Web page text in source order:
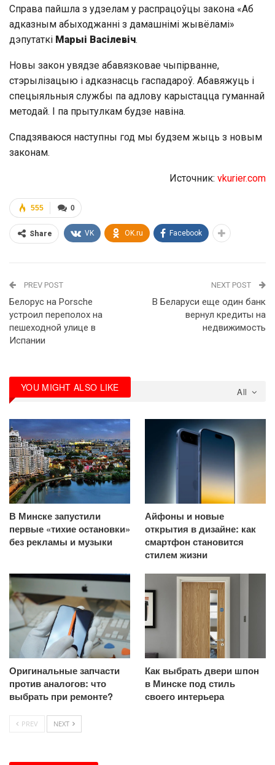
Справа пайшла з удзелам у распрацоўцы закона «Аб
адказным абыходжанні з дамашнімі жывёламі»
дэпутаткі Марыі Васілевіч.
Новы закон увядзе абавязковае чыпірванне,
стэрылізацыю і адказнасць гаспадароў. Абавяжуць і
спецыяльныя службы па адлову карыстацца гуманнай
методай. І па прытулкам будзе навіна.
Спадзяваюся наступны год мы будзем жыць з новым
законам.
Источник: vkurier.com
0
555
Share VK OK.ru Facebook
PREV POST
Белорус на Porsche
устроил переполох на
пешеходной улице в
Испании
NEXT POST
В Беларуси еще один банк
вернул кредиты на
недвижимость
All
YOU MIGHT ALSO LIKE
В Минске запустили
первые «тихие остановки»
без рекламы и музыки
Айфоны и новые
открытия в дизайне: как
смартфон становится
стилем жизни
Оригинальные запчасти
против аналогов: что
выбрать при ремонте?
Как выбрать двери шпон
в Минске под стиль
своего интерьера
PREV NEXT